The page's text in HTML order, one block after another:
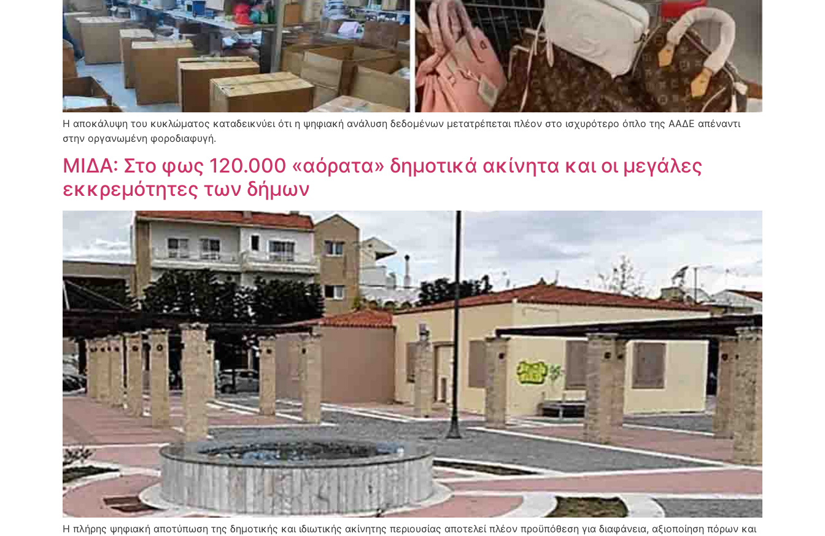
Η αποκάλυψη του κυκλώματος καταδεικνύει ότι η ψηφιακή ανάλυση δεδομένων μετατρέπεται πλέον στο ισχυρότερο όπλο της ΑΑΔΕ απέναντι
στην οργανωμένη φοροδιαφυγή.
ΜΙΔΑ: Στο φως 120.000 «αόρατα» δημοτικά ακίνητα και οι μεγάλες
εκκρεμότητες των δήμων
Η πλήρης ψηφιακή αποτύπωση της δημοτικής και ιδιωτικής ακίνητης περιουσίας αποτελεί πλέον προϋπόθεση για διαφάνεια, αξιοποίηση πόρων και